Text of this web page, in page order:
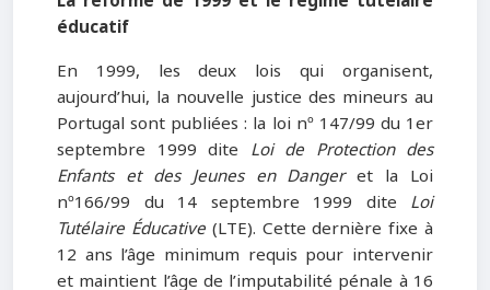
éducatif
En 1999, les deux lois qui organisent,
aujourd’hui, la nouvelle justice des mineurs au
Portugal sont publiées : la loi nº 147/99 du 1er
septembre 1999 dite Loi de Protection des
Enfants et des Jeunes en Dangeret la Loi
nº166/99 du 14 septembre 1999 dite Loi
Tutélaire Éducative (LTE). Cette dernière fixe à
12 ans l’âge minimum requis pour intervenir
et maintient l’âge de l’imputabilité pénale à 16